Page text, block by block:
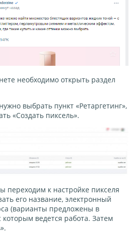
необходимо открыть раздел
выбрать пункт «Ретаргетинг»,
«Создать пиксель».
переходим к настройке пикселя
его название, электронный
(варианты предложены в
ведется работа. Затем